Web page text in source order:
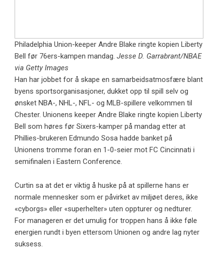
Philadelphia Union-keeper Andre Blake ringte kopien Liberty
Bell før 76ers-kampen mandag. Jesse D. Garrabrant/NBAE
via Getty Images
Han har jobbet for å skape en samarbeidsatmosfære blant
byens sportsorganisasjoner, dukket opp til spill selv og
ønsket NBA-, NHL-, NFL- og MLB-spillere velkommen til
Chester. Unionens keeper Andre Blake ringte kopien Liberty
Bell som høres før Sixers-kamper på mandag etter at
Phillies-brukeren Edmundo Sosa hadde banket på
Unionens tromme foran en 1-0-seier mot FC Cincinnati i
semifinalen i Eastern Conference.
Curtin sa at det er viktig å huske på at spillerne hans er
normale mennesker som er påvirket av miljøet deres, ikke
«cyborgs» eller «superhelter» uten oppturer og nedturer.
For manageren er det umulig for troppen hans å ikke føle
energien rundt i byen ettersom Unionen og andre lag nyter
suksess.